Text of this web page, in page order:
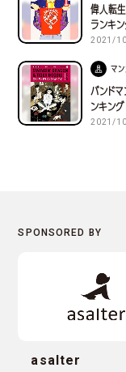
偉人転
ランキ
2021/
マン
バンド
ンキング
2021/
asalter